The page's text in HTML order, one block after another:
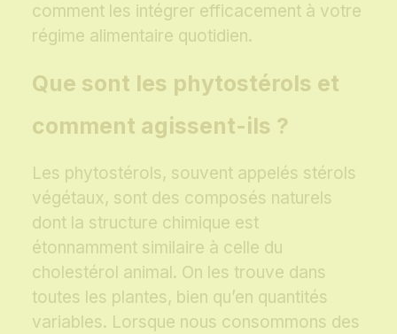
comment les intégrer efficacement à votre
régime alimentaire quotidien.
Que sont les phytostérols et
comment agissent-ils ?
Les phytostérols, souvent appelés stérols
végétaux, sont des composés naturels
dont la structure chimique est
étonnamment similaire à celle du
cholestérol animal. On les trouve dans
toutes les plantes, bien qu’en quantités
variables. Lorsque nous consommons des